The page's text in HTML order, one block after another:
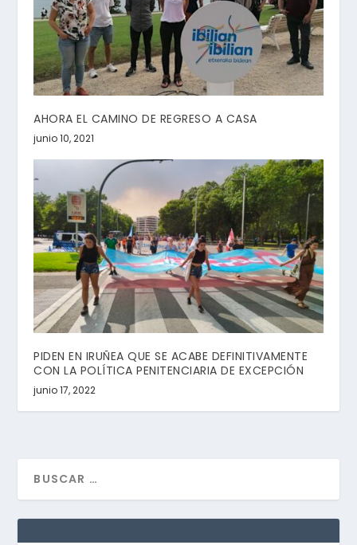
AHORA EL CAMINO DE REGRESO A CASA
junio 10, 2021
PIDEN EN IRUÑEA QUE SE ACABE DEFINITIVAMENTE
CON LA POLÍTICA PENITENCIARIA DE EXCEPCIÓN
junio 17, 2022